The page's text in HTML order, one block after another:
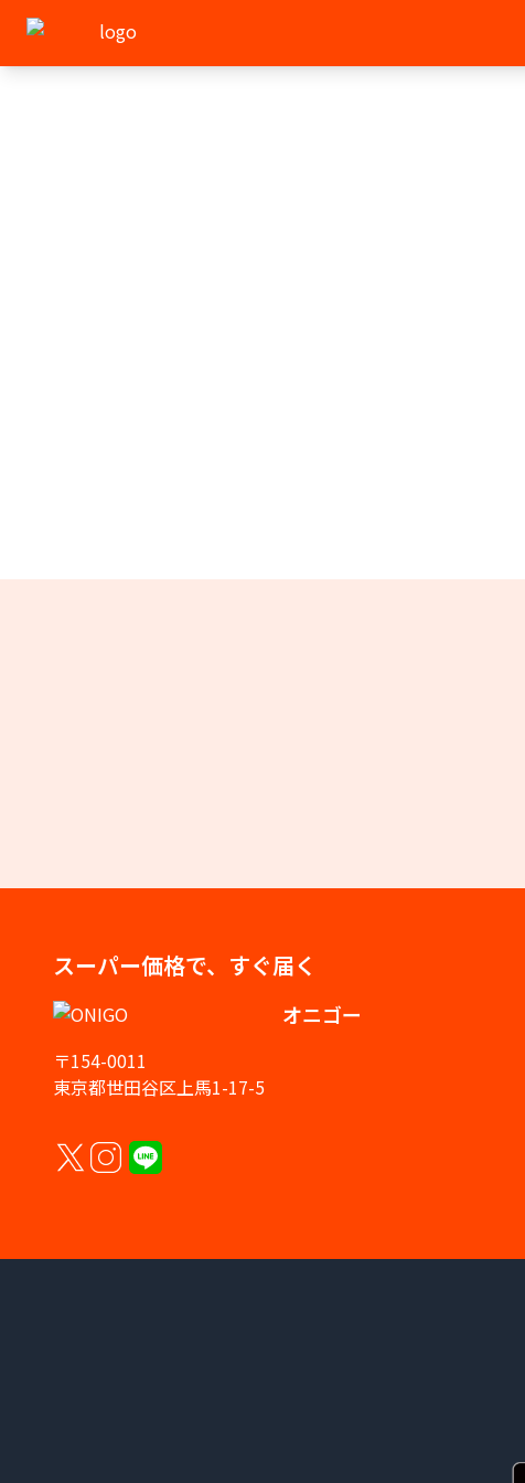
スーパー価格で、すぐ届く
オニゴー
〒154-0011
東京都世田谷区上馬1-17-5